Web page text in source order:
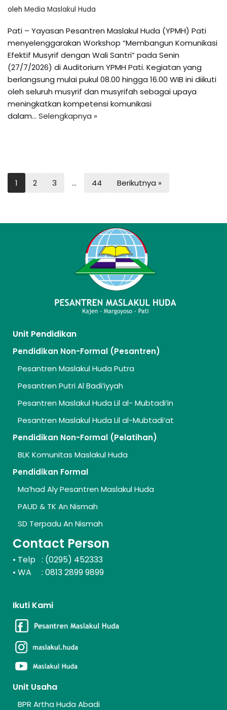
oleh Media Maslakul Huda
Pati – Yayasan Pesantren Maslakul Huda (YPMH) Pati
menyelenggarakan Workshop “Membangun Komunikasi
Efektif Musyrif dengan Wali Santri” pada Senin
(27/7/2026) di Auditorium YPMH Pati. Kegiatan yang
berlangsung mulai pukul 08.00 hingga 16.00 WIB ini diikuti
oleh seluruh musyrif dan musyrifah sebagai upaya
meningkatkan kompetensi komunikasi
dalam… Selengkapnya »
1 2 3 … 44 Berikutnya »
Unit Pendidikan
Pendidikan Non-Formal (Pesantren)
Pesantren Maslakul Huda Putra
Pesantren Putri Al Badi’iyyah
Pesantren Maslakul Huda Lil al- Mubtadi’in
Pesantren Maslakul Huda Lil al-Mubtadi’at
Pendidikan Non-Formal (Pelatihan)
BLK Komunitas Maslakul Huda
Pendidikan Formal
Ma’had Aly Pesantren Maslakul Huda
PAUD & TK An Nismah
SD Terpadu An Nismah
Contact Person
• Telp : (0295) 452333
• WA : 0813 2899 9899
Ikuti Kami
Unit Usaha
BPR Artha Huda Abadi